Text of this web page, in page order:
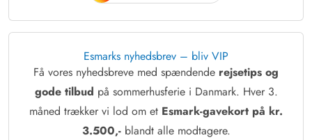
Esmarks nyhedsbrev – bliv VIP
Få vores nyhedsbreve med spændende rejsetips og
gode tilbud på sommerhusferie i Danmark. Hver 3.
måned trækker vi lod om et Esmark-gavekort på kr.
3.500,-blandt alle modtagere.